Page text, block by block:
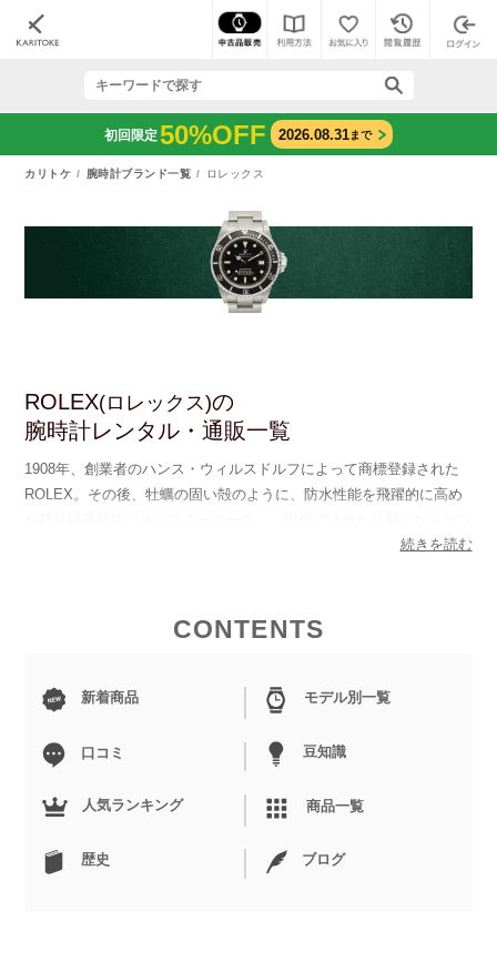
初回限定50%OFF 2026.08.31まで
カリトケ 腕時計ブランド一覧 ロレックス
ROLEX(ロレックス)の
腕時計レンタル・通販一覧
続きを読む
1908年、創業者のハンス・ウィルスドルフによって商標登録された
ROLEX。その後、牡蠣の固い殻のように、防水性能を飛躍的に高め
ある自動巻きの原点であるムーブメント構想「パーペチュアル」、世
クスの3大発明と呼ばれ、ブランドの価値を飛躍的に伸ばし、世界に
向けモデル「ヨットマスター
」、グローバルに活躍するパイロットウ
」、海をテーマにROLEX初のダイバー
ズモデル「 サブマリーナ
ー」、1960年代にはプロのカーレーサーの
ニーズに応えるように設計されたモータースポーツモデル「
」、航空業界と密接な関係を持つパイロットウォッチ「
」、磁力を発する機器を扱う環境で働く人向けの耐磁時計「
ウス」、プロユース向けに高い防水性能を誇る「シードゥエラー
カラーやデザインなどのバリエーションが豊富な「
CONTENTS
新着商品 モデル別一覧
口コミ 豆知識
人気ランキング 商品一覧
歴史 ブログ